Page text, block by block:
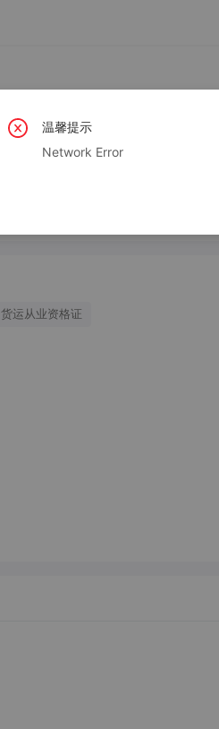
货运从业资格证
温馨提示
Network Error